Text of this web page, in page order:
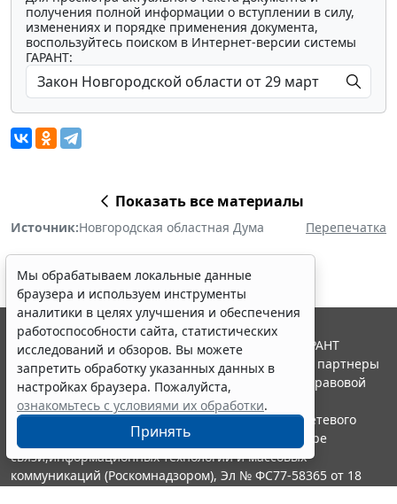
получения полной информации о вступлении в силу,
изменениях и порядке применения документа,
воспользуйтесь поиском в Интернет-версии системы
ГАРАНТ:
Показать все материалы
Источник:Новгородская областная Дума Перепечатка
Мы обрабатываем локальные данные
браузера и используем инструменты
аналитики в целях улучшения и обеспечения
работоспособности сайта, статистических
исследований и обзоров. Вы можете
запретить обработку указанных данных в
настройках браузера. Пожалуйста,
ознакомьтесь с условиями их обработки.
Принять
© ООО "НПП "ГАРАНТ-СЕРВИС", 2026. Система ГАРАНТ
выпускается с 1990 года. Компания "Гарант" и ее партнеры
являются участниками Российской ассоциации правовой
информации ГАРАНТ.
Портал ГАРАНТ.РУ зарегистрирован в качестве сетевого
издания Федеральной службой по надзору в сфере
связи,информационных технологий и массовых
коммуникаций (Роскомнадзором), Эл № ФС77-58365 от 18